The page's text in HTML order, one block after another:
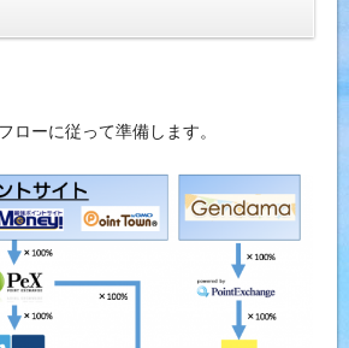
ローに従って準備します。